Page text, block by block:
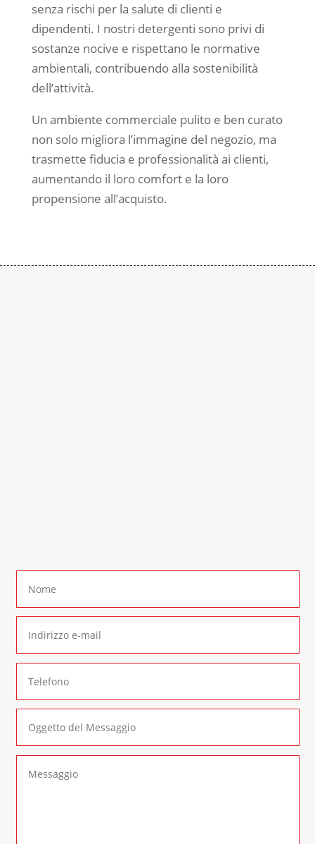
senza rischi per la salute di clienti e
dipendenti. I nostri detergenti sono privi di
sostanze nocive e rispettano le normative
ambientali, contribuendo alla sostenibilità
dell’attività.
Un ambiente commerciale pulito e ben curato
non solo migliora l’immagine del negozio, ma
trasmette fiducia e professionalità ai clienti,
aumentando il loro comfort e la loro
propensione all’acquisto.